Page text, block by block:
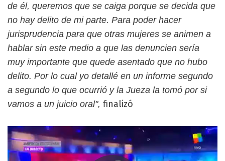
de él, queremos que se caiga porque se decida que
no hay delito de mi parte. Para poder hacer
jurisprudencia para que otras mujeres se animen a
hablar sin este medio a que las denuncien sería
muy importante que quede asentado que no hubo
delito. Por lo cual yo detallé en un informe segundo
a segundo lo que ocurrió y la Jueza la tomó por si
vamos a un juicio oral", finalizó